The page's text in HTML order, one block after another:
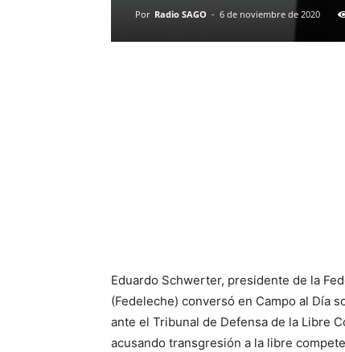
Por Radio SAGO - 6 de noviembre de 2020
Eduardo Schwerter, presidente de la
(Fedeleche) conversó en Campo al Día
ante el Tribunal de Defensa de la Libre
acusando transgresión a la libre